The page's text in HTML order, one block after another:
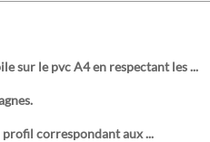
sur le pvc A4 en respectant les ...
correspondant aux ...